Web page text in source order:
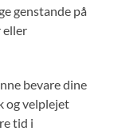
genstande på
eller
bevare dine
og velplejet
tid i